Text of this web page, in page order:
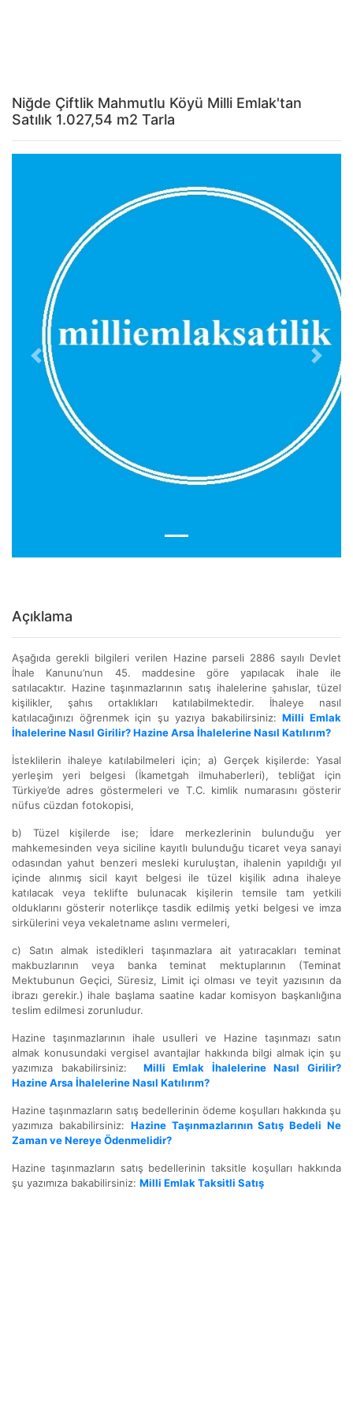
Niğde Çiftlik Mahmutlu Köyü Milli Emlak'tan
Satılık 1.027,54 m2 Tarla
Previous Next
Açıklama
Aşağıda gerekli bilgileri verilen Hazine parseli 2886 sayılı Devlet
İhale Kanunu’nun 45. maddesine göre yapılacak ihale ile
satılacaktır. Hazine taşınmazlarının satış ihalelerine şahıslar, tüzel
kişilikler, şahıs ortaklıkları katılabilmektedir. İhaleye nasıl
katılacağınızı öğrenmek için şu yazıya bakabilirsiniz:Milli Emlak
İhalelerine Nasıl Girilir? Hazine Arsa İhalelerine Nasıl Katılırım?
İsteklilerin ihaleye katılabilmeleri için; a) Gerçek kişilerde: Yasal
yerleşim yeri belgesi (İkametgah ilmuhaberleri), tebliğat için
Türkiye’de adres göstermeleri ve T.C. kimlik numarasını gösterir
nüfus cüzdan fotokopisi,
b) Tüzel kişilerde ise; İdare merkezlerinin bulunduğu yer
mahkemesinden veya siciline kayıtlı bulunduğu ticaret veya sanayi
odasından yahut benzeri mesleki kuruluştan, ihalenin yapıldığı yıl
içinde alınmış sicil kayıt belgesi ile tüzel kişilik adına ihaleye
katılacak veya teklifte bulunacak kişilerin temsile tam yetkili
olduklarını gösterir noterlikçe tasdik edilmiş yetki belgesi ve imza
sirkülerini veya vekaletname aslını vermeleri,
c) Satın almak istedikleri taşınmazlara ait yatıracakları teminat
makbuzlarının veya banka teminat mektuplarının (Teminat
Mektubunun Geçici, Süresiz, Limit içi olması ve teyit yazısının da
ibrazı gerekir.) ihale başlama saatine kadar komisyon başkanlığına
teslim edilmesi zorunludur.
Hazine taşınmazlarının ihale usulleri ve Hazine taşınmazı satın
almak konusundaki vergisel avantajlar hakkında bilgi almak için şu
yazımıza bakabilirsiniz: Milli Emlak İhalelerine Nasıl Girilir?
Hazine Arsa İhalelerine Nasıl Katılırım?
Hazine taşınmazların satış bedellerinin ödeme koşulları hakkında şu
yazımıza bakabilirsiniz: Hazine Taşınmazlarının Satış Bedeli Ne
Zaman ve Nereye Ödenmelidir?
Hazine taşınmazların satış bedellerinin taksitle koşulları hakkında
şu yazımıza bakabilirsiniz: Milli Emlak Taksitli Satış